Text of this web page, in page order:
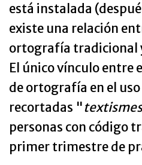
está instalada
existe una relación
ortografía tradicional
El único vínculo entre
de ortografía en el
recortadas "textismes
personas con código
primer trimestre de